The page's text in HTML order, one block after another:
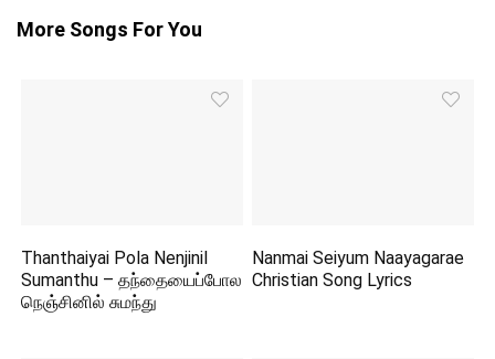
More Songs For You
Thanthaiyai Pola Nenjinil
Sumanthu – தந்தையைப்போல
நெஞ்சினில் சுமந்து
Nanmai Seiyum Naayagarae
Christian Song Lyrics